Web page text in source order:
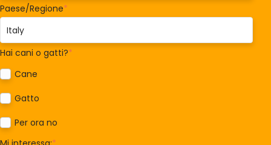
Paese/Regione*
Hai cani o gatti?*
Cane
Gatto
Per ora no